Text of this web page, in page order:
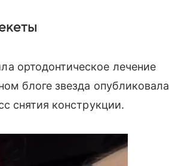
ортодонтическое лечение
блоге звезда опубликовала
снятия конструкции.